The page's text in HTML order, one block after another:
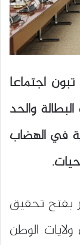
اجتماعا
والحد
إدارية في الهضاب
بفتح تحقيق
الوطن